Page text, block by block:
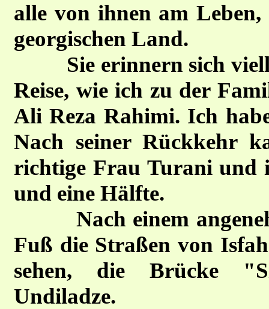
alle von ihnen am
georgischen Land.
Sie erinnern sich
Reise, wie ich zu der
Ali Reza Rahimi. Ich
Nach seiner Rückkehr
richtige Frau Turani und
und eine Hälfte.
Nach einem
Fuß die Straßen von
sehen, die Brücke
Undiladze.